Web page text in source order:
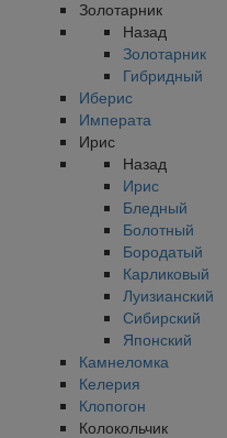
Золотарник
Назад
Золотарник
Гибридный
Иберис
Императа
Ирис
Назад
Ирис
Бледный
Болотный
Бородатый
Карликовый
Луизианский
Сибирский
Японский
Камнеломка
Келерия
Клопогон
Колокольчик